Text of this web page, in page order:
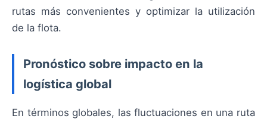
rutas más convenientes y optimizar la utilización
de la flota.
Pronóstico sobre impacto en la
logística global
En términos globales, las fluctuaciones en una ruta